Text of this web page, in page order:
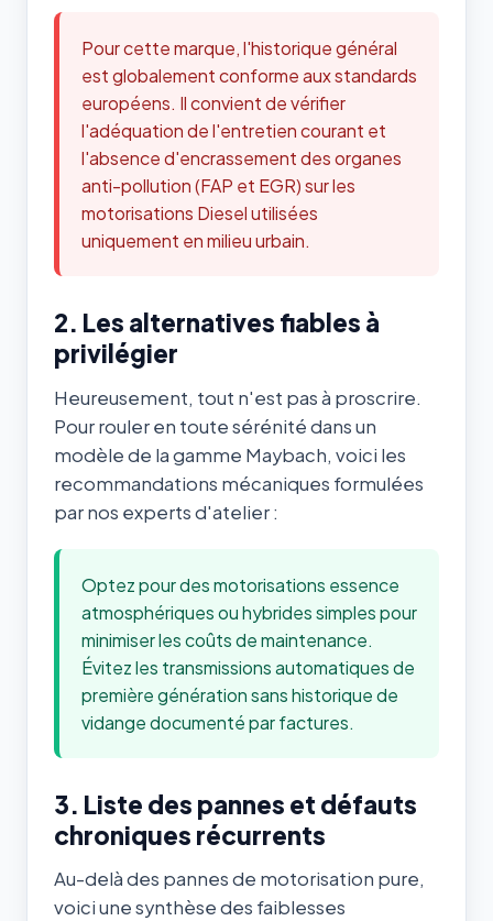
Pour cette marque, l'historique général
est globalement conforme aux standards
européens. Il convient de vérifier
l'adéquation de l'entretien courant et
l'absence d'encrassement des organes
anti-pollution (FAP et EGR) sur les
motorisations Diesel utilisées
uniquement en milieu urbain.
2. Les alternatives fiables à
privilégier
Heureusement, tout n'est pas à proscrire.
Pour rouler en toute sérénité dans un
modèle de la gamme Maybach, voici les
recommandations mécaniques formulées
par nos experts d'atelier :
Optez pour des motorisations essence
atmosphériques ou hybrides simples pour
minimiser les coûts de maintenance.
Évitez les transmissions automatiques de
première génération sans historique de
vidange documenté par factures.
3. Liste des pannes et défauts
chroniques récurrents
Au-delà des pannes de motorisation pure,
voici une synthèse des faiblesses